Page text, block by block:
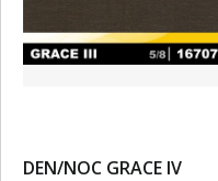
DEN/NOC GRACE IV